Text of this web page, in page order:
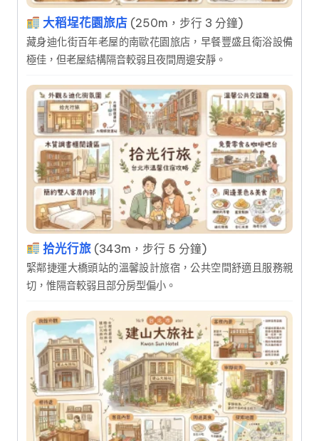
大稻埕花園旅店 (250m，步行 3 分鐘)
藏身迪化街百年老屋的南歐花園旅店，早餐豐盛且衛浴設備
極佳，但老屋結構隔音較弱且夜間周邊安靜。
拾光行旅 (343m，步行 5 分鐘)
緊鄰捷運大橋頭站的溫馨設計旅宿，公共空間舒適且服務親
切，惟隔音較弱且部分房型偏小。